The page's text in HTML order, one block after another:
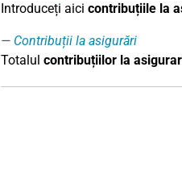
Introduceți aici contribuțiile la
Contribuții la asigurări
Totalul contribuțiilor la